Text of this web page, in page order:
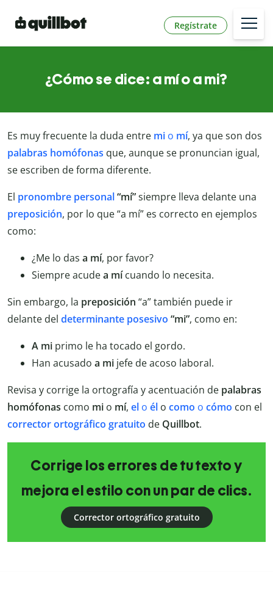
Regístrate
¿Cómo se dice: a mí o a mi?
Es muy frecuente la duda entre mi o mí, ya que son dos
palabras homófonas que, aunque se pronuncian igual,
se escriben de forma diferente.
El pronombre personal“mí”siempre lleva delante una
preposición, por lo que “a mí” es correcto en ejemplos
como:
¿Me lo das a mí, por favor?
Siempre acudea mícuando lo necesita.
Sin embargo, la preposición “a” también puede ir
delante del determinante posesivo “mi”, como en:
A mi primo le ha tocado el gordo.
Han acusado a mi jefe de acoso laboral.
Revisa y corrige la ortografía y acentuación de palabras
homófonas como mi o mí, el o él o como o cómo con el
correctorortográfico gratuito de Quillbot.
Corrige los errores de tu texto y
mejora el estilo con un par de clics.
Corrector ortográfico gratuito